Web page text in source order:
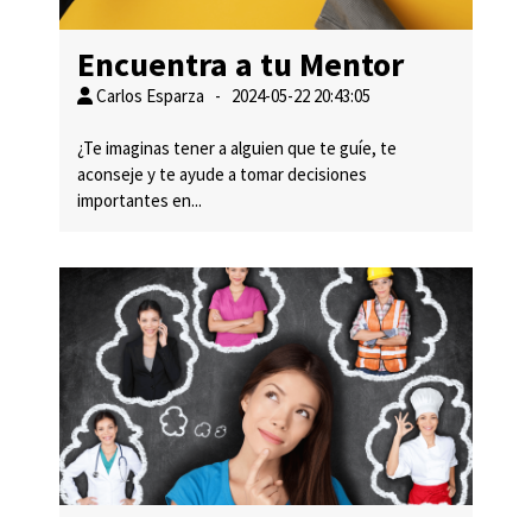
Encuentra a tu Mentor
Carlos Esparza - 2024-05-22 20:43:05
¿Te imaginas tener a alguien que te guíe, te
aconseje y te ayude a tomar decisiones
importantes en...